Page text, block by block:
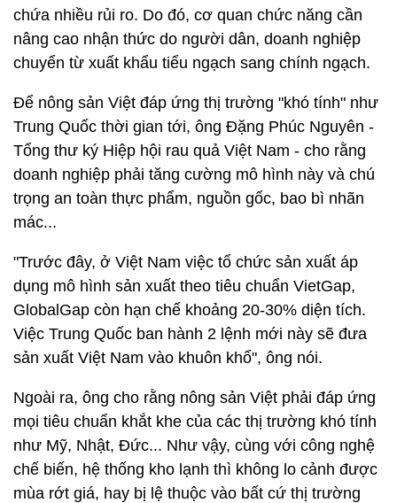
chứa nhiều rủi ro. Do đó, cơ quan chức năng cần
nâng cao nhận thức do người dân, doanh nghiệp
chuyển từ xuất khẩu tiểu ngạch sang chính ngạch.
Để nông sản Việt đáp ứng thị trường "khó tính" như
Trung Quốc thời gian tới, ông Đặng Phúc Nguyên -
Tổng thư ký Hiệp hội rau quả Việt Nam - cho rằng
doanh nghiệp phải tăng cường mô hình này và chú
trọng an toàn thực phẩm, nguồn gốc, bao bì nhãn
mác...
"Trước đây, ở Việt Nam việc tổ chức sản xuất áp
dụng mô hình sản xuất theo tiêu chuẩn VietGap,
GlobalGap còn hạn chế khoảng 20-30% diện tích.
Việc Trung Quốc ban hành 2 lệnh mới này sẽ đưa
sản xuất Việt Nam vào khuôn khổ", ông nói.
Ngoài ra, ông cho rằng nông sản Việt phải đáp ứng
mọi tiêu chuẩn khắt khe của các thị trường khó tính
như Mỹ, Nhật, Đức... Như vậy, cùng với công nghệ
chế biến, hệ thống kho lạnh thì không lo cảnh được
mùa rớt giá, hay bị lệ thuộc vào bất cứ thị trường